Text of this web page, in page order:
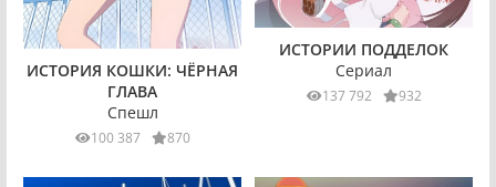
ИСТОРИЯ КОШКИ: ЧЁРНАЯ
ГЛАВА
Спешл
100 387 870
ИСТОРИИ ПОДДЕЛОК
Сериал
137 792 932